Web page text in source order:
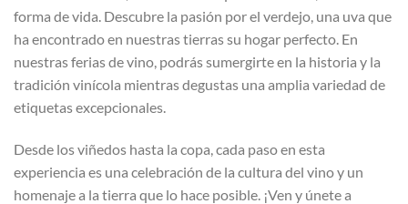
forma de vida. Descubre la pasión por el verdejo, una uva que
ha encontrado en nuestras tierras su hogar perfecto. En
nuestras ferias de vino, podrás sumergirte en la historia y la
tradición vinícola mientras degustas una amplia variedad de
etiquetas excepcionales.
Desde los viñedos hasta la copa, cada paso en esta
experiencia es una celebración de la cultura del vino y un
homenaje a la tierra que lo hace posible. ¡Ven y únete a